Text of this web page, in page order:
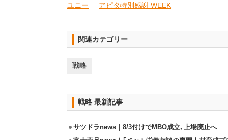
ユニー アピタ特別感謝 WEEK
関連カテゴリー
戦略
戦略 最新記事
サツドラnews｜8/3付けでMBO成立､上場廃止へ